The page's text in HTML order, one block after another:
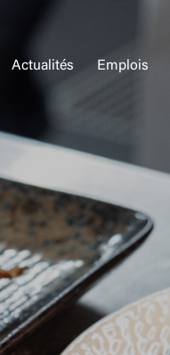
Actualités Emplois